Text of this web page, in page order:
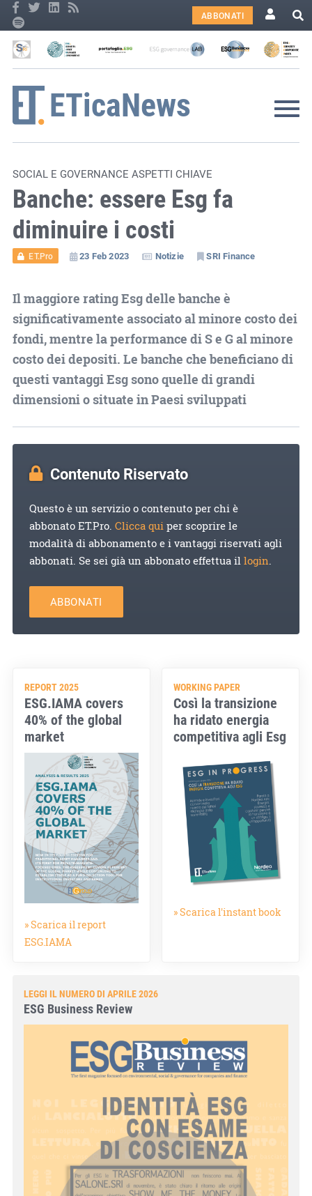
ABBONATI
SOCIAL E GOVERNANCE ASPETTI CHIAVE
Banche: essere Esg fa
diminuire i costi
ET.Pro 23 Feb 2023 Notizie SRI Finance
Il maggiore rating Esg delle banche è
significativamente associato al minore costo dei
fondi, mentre la performance di S e G al minore
costo dei depositi. Le banche che beneficiano di
questi vantaggi Esg sono quelle di grandi
dimensioni o situate in Paesi sviluppati
Contenuto Riservato
Questo è un servizio o contenuto per chi è
abbonato ET.Pro. Clicca quiper scoprire le
modalità di abbonamento e i vantaggi riservati agli
abbonati. Se sei già un abbonato effettua illogin.
ABBONATI
REPORT 2025
ESG.IAMA covers
40% of the global
market
» Scarica il report
ESG.IAMA
WORKING PAPER
Così la transizione
ha ridato energia
competitiva agli Esg
» Scarica l'instant book
LEGGI IL NUMERO DI APRILE 2026
ESG Business Review